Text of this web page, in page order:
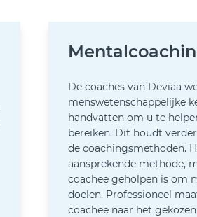
De coaches van Deviaa
menswetenschappelijke
handvatten om u te
bereiken. Dit houdt
de coachingsmethoden.
aansprekende methode,
coachee geholpen is om
doelen. Professioneel
coachee naar het